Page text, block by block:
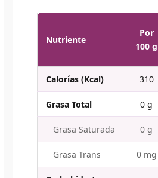
Nutriente
Por
100 g
Calorías (Kcal) 310
Grasa Total 0 g
Grasa Saturada 0 g
Grasa Trans 0 mg